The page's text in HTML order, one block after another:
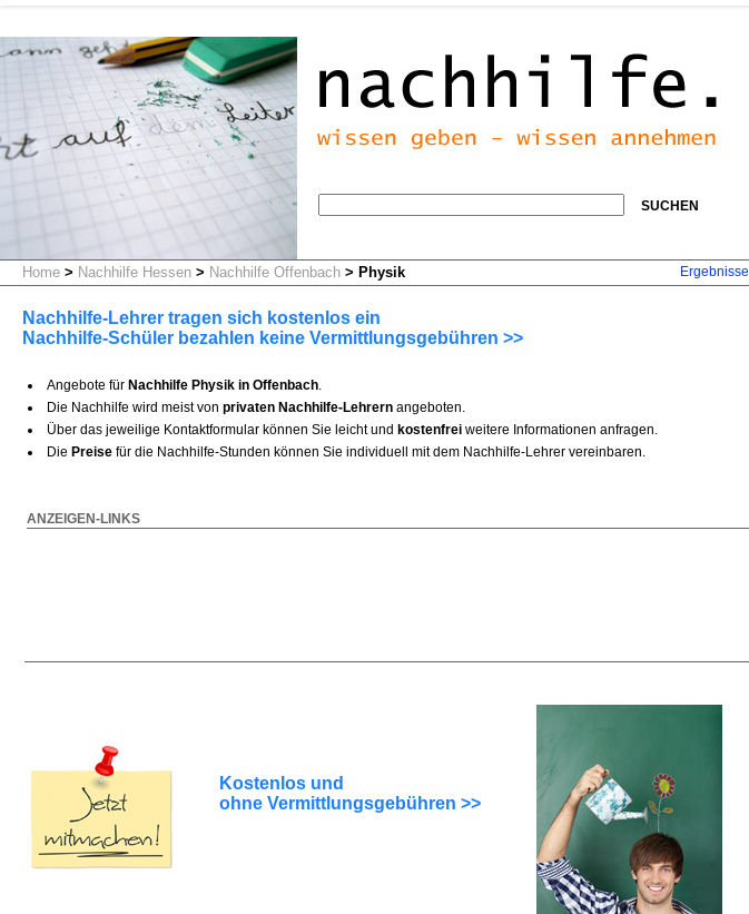
SUCHEN
Home > Nachhilfe Hessen > Nachhilfe Offenbach > Physik Ergebnisse
Nachhilfe-Lehrer tragen sich kostenlos ein
Nachhilfe-Schüler bezahlen keine Vermittlungsgebühren >>
Angebote für Nachhilfe Physik in Offenbach.
Die Nachhilfe wird meist von privaten Nachhilfe-Lehrern angeboten.
Über das jeweilige Kontaktformular können Sie leicht und kostenfrei weitere Informationen anfragen.
Die Preise für die Nachhilfe-Stunden können Sie individuell mit dem Nachhilfe-Lehrer vereinbaren.
ANZEIGEN-LINKS
Kostenlos und
ohne Vermittlungsgebühren >>